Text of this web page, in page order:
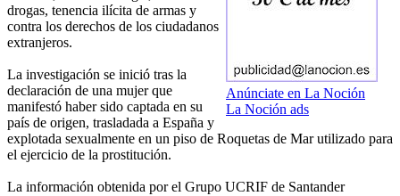
Anúnciate en La Noción
La Noción ads
drogas, tenencia ilícita de armas y
contra los derechos de los ciudadanos
extranjeros.
La investigación se inició tras la
declaración de una mujer que
manifestó haber sido captada en su
país de origen, trasladada a España y
explotada sexualmente en un piso de Roquetas de Mar utilizado para
el ejercicio de la prostitución.
La información obtenida por el Grupo UCRIF de Santander